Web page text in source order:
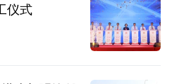
仪式